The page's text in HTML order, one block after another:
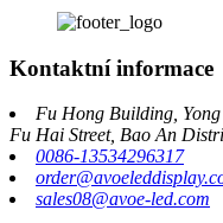
Kontaktní informace
Fu Hong Building,
Fu Hai Street, Bao An
0086-13534296317
sales08@avoe-led.com